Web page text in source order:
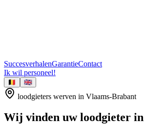
SuccesverhalenGarantieContact
Ik wil personeel!
🇧🇪 🇬🇧
loodgieters werven in Vlaams-Brabant
Wij vinden uwloodgieter in